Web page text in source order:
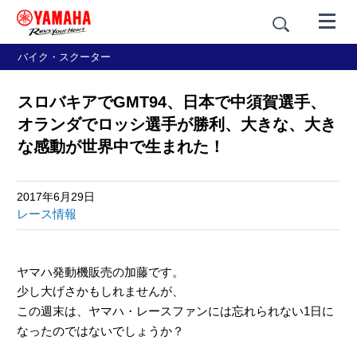
バイク・スクーター
スロバキアでGMT94、日本で中須賀選手、
オランダでロッシ選手が勝利、大きな、大き
な感動が世界中で生まれた！
2017年6月29日
レース情報
ヤマハ発動機販売の加藤です。
少し大げさかもしれませんが、
この週末は、ヤマハ・レースファンには忘れられない1日に
なったのではないでしょうか？